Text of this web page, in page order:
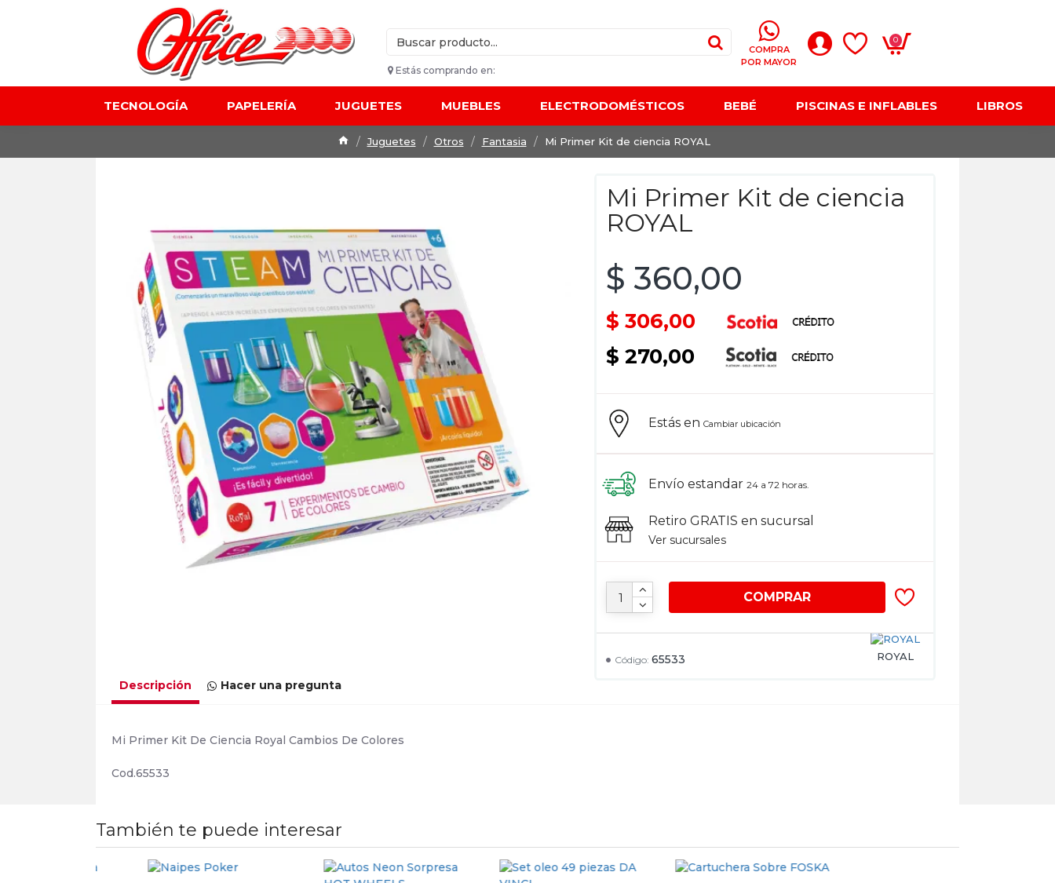
Estás comprando en:
COMPRA
POR MAYOR
0
TECNOLOGÍA PAPELERÍA JUGUETES MUEBLES ELECTRODOMÉSTICOS BEBÉ PISCINAS E INFLABLES LIBROS
Juguetes Otros Fantasia Mi Primer Kit de ciencia ROYAL
Mi Primer Kit de ciencia
ROYAL
Código: 65533 ROYAL
$ 360,00
$ 306,00
$ 270,00
COMPRAR
Estás enCambiar ubicación
Envío estandar 24 a 72 horas.
Retiro GRATIS en sucursal
Ver sucursales
Descripción Hacer una pregunta
Mi Primer Kit De Ciencia Royal Cambios De Colores
Cod.65533
También te puede interesar